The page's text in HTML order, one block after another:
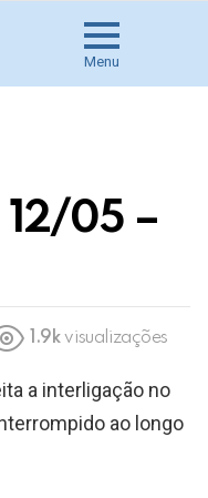
Menu
05 –
1.9k visualizações
a interligação no
ao longo